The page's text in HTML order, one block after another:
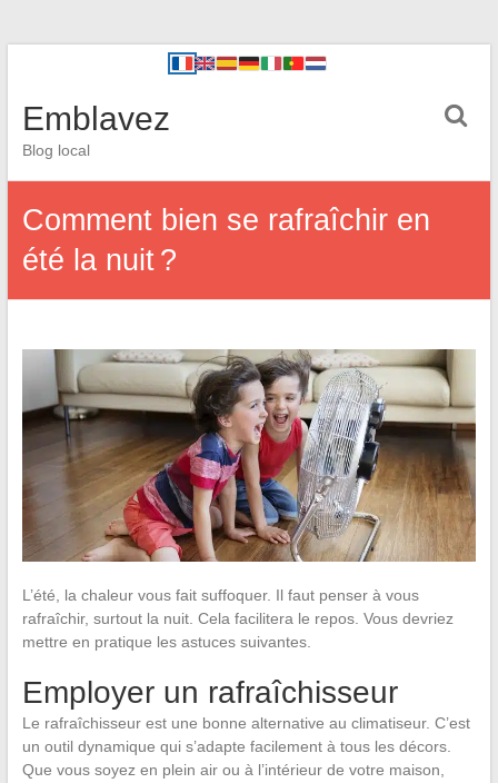
Emblavez
Blog local
Comment bien se rafraîchir en
été la nuit ?
L’été, la chaleur vous fait suffoquer. Il faut penser à vous
rafraîchir, surtout la nuit. Cela facilitera le repos. Vous devriez
mettre en pratique les astuces suivantes.
Employer un rafraîchisseur
Le rafraîchisseur est une bonne alternative au climatiseur. C’est
un outil dynamique qui s’adapte facilement à tous les décors.
Que vous soyez en plein air ou à l’intérieur de votre maison,